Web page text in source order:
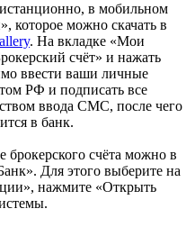
в мобильном
можно скачать в
. На вкладке «Мои
счёт» и нажать
ввести ваши личные
РФ и подписать все
ввода СМС, после чего
в банк.
брокерского счёта можно в
Для этого выберите на
нажмите «Открыть